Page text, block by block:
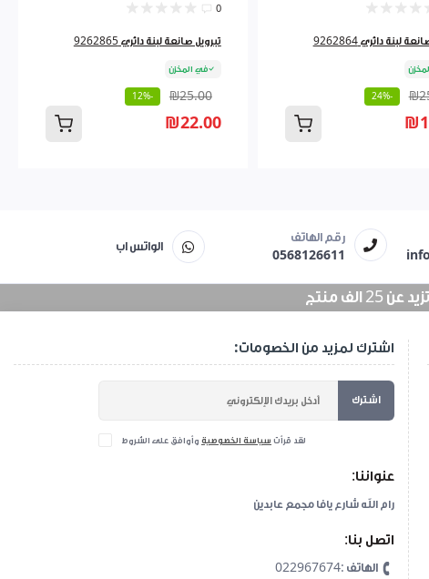
لبنة دائري 9262864
-24%
0
تبرويل صانعة لبنة دائري 9262865
في المخزن
₪25.00
-12%
₪22.00
رقم الهاتف
0568126611
الواتس اب
منتج
اشترك لمزيد من الخصومات:
اشترك
لقد قرأت سياسة الخصوصية وأوافق على الشروط
عنواننا:
رام الله شارع يافا مجمع عابدين
اتصل بنا:
الهاتف :022967674